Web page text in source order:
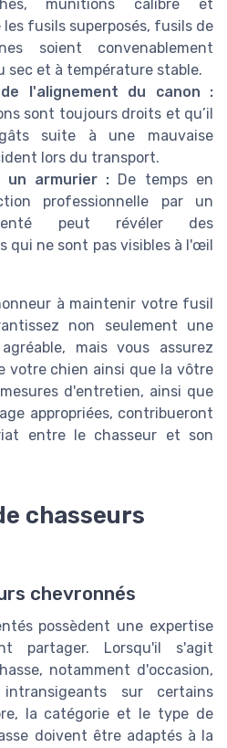
munitions calibre et
fusils superposés, fusils de
soient convenablement
sec et à température stable.
l'alignement du canon :
sont toujours droits et qu’il
suite à une mauvaise
lors du transport.
un armurier : De temps en
professionnelle par un
peut révéler des
qui ne sont pas visibles à l'œil
à maintenir votre fusil
non seulement une
mais vous assurez
votre chien ainsi que la vôtre
d'entretien, ainsi que
appropriées, contribueront
entre le chasseur et son
chasseurs
chevronnés
possèdent une expertise
partager. Lorsqu'il s'agit
notamment d'occasion,
sur certains
la catégorie et le type de
doivent être adaptés à la